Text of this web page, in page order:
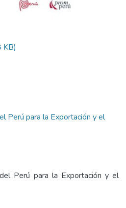
KB)
Perú para la Exportación y el
Perú para la Exportación y el